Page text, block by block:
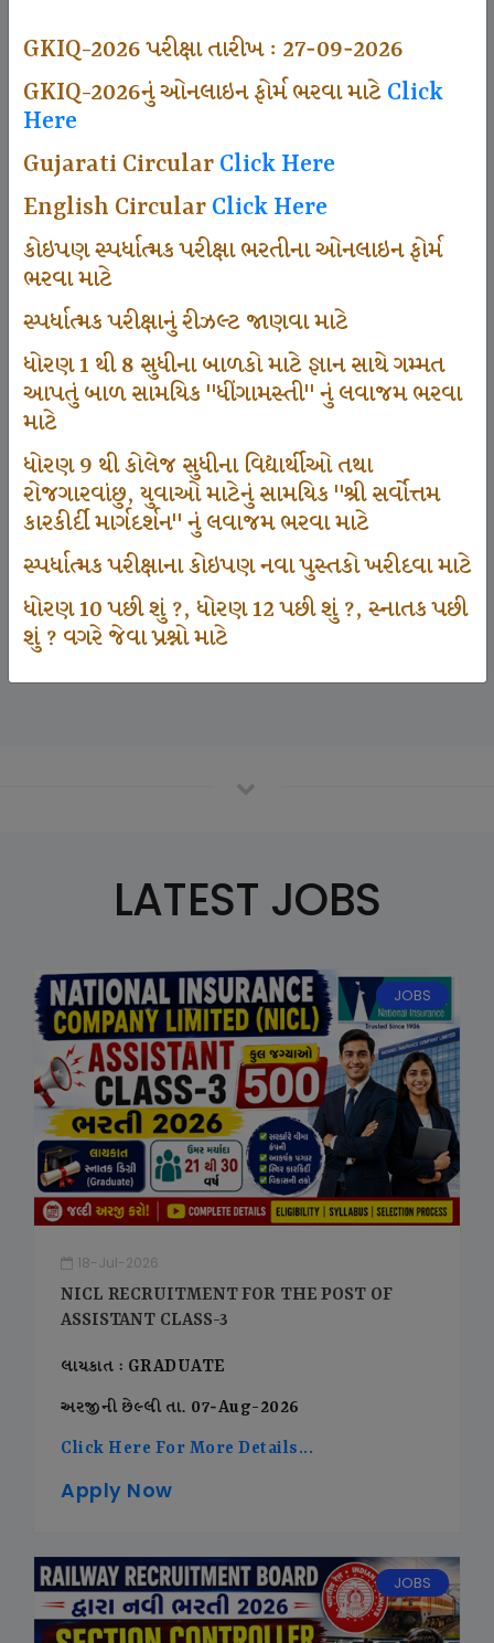
GKIQ-2026 પરીક્ષા તારીખ : 27-09-2026
GKIQ-2026નું ઓનલાઇન ફોર્મ ભરવા માટેClick
Here
Gujarati CircularClick Here
English CircularClick Here
કોઇપણ સ્પર્ધાત્મક પરીક્ષા ભરતીના ઓનલાઇન ફોર્મ
ભરવા માટે
સ્પર્ધાત્મક પરીક્ષાનું રીઝલ્ટ જાણવા માટે
ધોરણ 1 થી 8 સુધીના બાળકો માટે જ્ઞાન સાથે ગમ્મત
આપતું બાળ સામયિક "ધીંગામસ્તી" નું લવાજમ ભરવા
માટે
ધોરણ 9 થી કોલેજ સુધીના વિદ્યાર્થીઓ તથા
રોજગારવાંછુ, યુવાઓ માટેનું સામયિક "શ્રી સર્વોત્તમ
કારકીર્દી માર્ગદર્શન" નું લવાજમ ભરવા માટે
સ્પર્ધાત્મક પરીક્ષાના કોઇપણ નવા પુસ્તકો ખરીદવા માટે
ધોરણ 10 પછી શું ?, ધોરણ 12 પછી શું ?, સ્નાતક પછી
શું ? વગરે જેવા પ્રશ્નો માટે
494
665
Sarvottam Karkirdi Subscripton
1000
Participate School In GKIQ
125000
LATEST JOBS
JOBS
18-Jul-2026
NICL RECRUITMENT FOR THE POST OF
ASSISTANT CLASS-3
લાયકાત : GRADUATE
અરજીની છેલ્લી તા. 07-Aug-2026
Click Here For More Details...
Apply Now
JOBS